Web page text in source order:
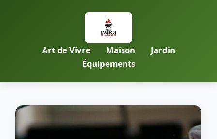
Art de Vivre Maison
Jardin
Équipements